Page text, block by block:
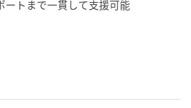
ートまで一貫して支援可能